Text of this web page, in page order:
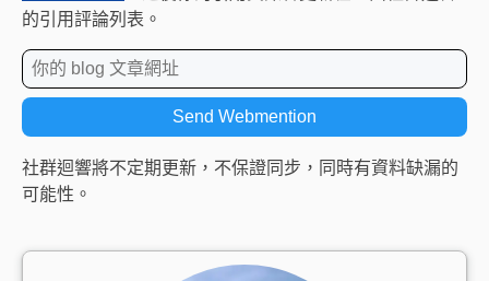
的引用評論列表。
社群迴響將不定期更新，不保證同步，同時有資料缺漏的
可能性。